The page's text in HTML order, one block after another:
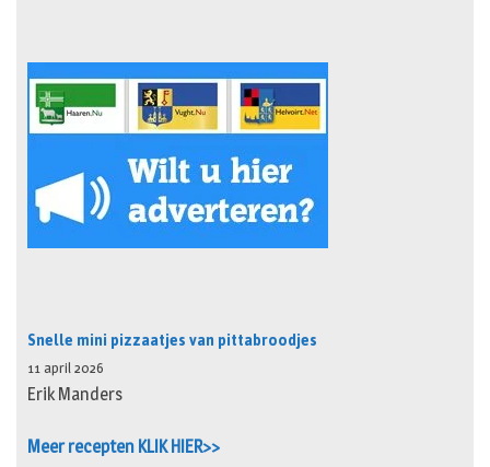
Snelle mini pizzaatjes van pittabroodjes
11 april 2026
Erik Manders
Meer recepten KLIK HIER>>